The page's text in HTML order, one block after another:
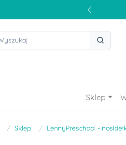
Sklep
Sklep LennyPreschool -